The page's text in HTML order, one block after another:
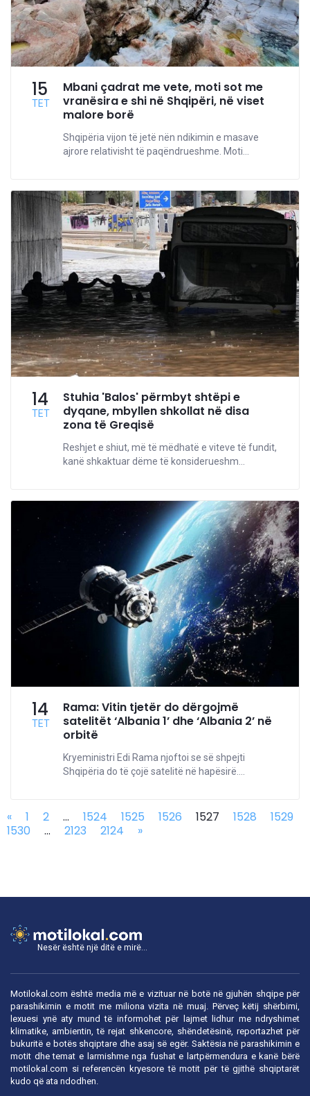
15
TET
Mbani çadrat me vete, moti sot me
vranësira e shi në Shqipëri, në viset
malore borë
Shqipëria vijon të jetë nën ndikimin e masave
ajrore relativisht të paqëndrueshme. Moti...
14
TET
Stuhia 'Balos' përmbyt shtëpi e
dyqane, mbyllen shkollat në disa
zona të Greqisë
Reshjet e shiut, më të mëdhatë e viteve të fundit,
kanë shkaktuar dëme të konsiderueshm...
14
TET
Rama: Vitin tjetër do dërgojmë
satelitët ‘Albania 1’ dhe ‘Albania 2’ në
orbitë
Kryeministri Edi Rama njoftoi se së shpejti
Shqipëria do të çojë satelitë në hapësirë....
« 1 2 ... 1524 1525 1526 1527 1528
1529
1530
... 2123 2124 »
Nesër është një ditë e mirë...
Motilokal.com është media më e vizituar në botë në gjuhën shqipe për
parashikimin e motit me miliona vizita në muaj. Përveç këtij shërbimi,
lexuesi ynë aty mund të informohet për lajmet lidhur me ndryshimet
klimatike, ambientin, të rejat shkencore, shëndetësinë, reportazhet për
bukuritë e botës shqiptare dhe asaj së egër. Saktësia në parashikimin e
motit dhe temat e larmishme nga fushat e lartpërmendura e kanë bërë
motilokal.com si referencën kryesore të motit për të gjithë shqiptarët
kudo që ata ndodhen.